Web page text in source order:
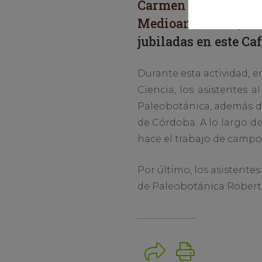
Carmen Álvarez
Medioambiental,
jubiladas en este
Durante esta actividad,
Ciencia, los asistentes
Paleobotánica, además
de Córdoba. A lo largo
hace el trabajo de
Por último, los
de Paleobotánica
Imprimir